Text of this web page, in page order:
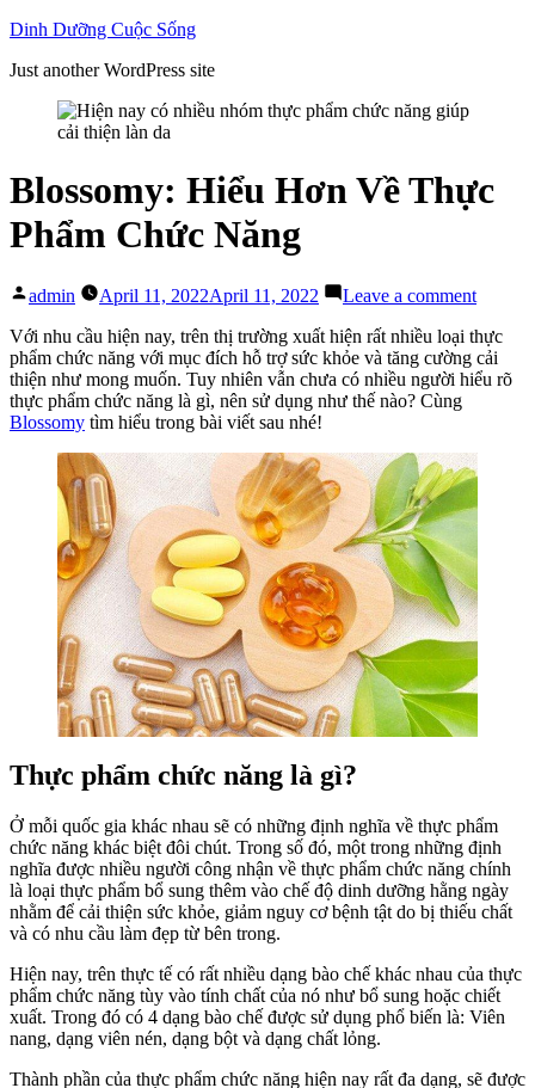
Skip
content
Dinh Dưỡng Cuộc Sống
Just another WordPress site
Blossomy: Hiểu Hơn Về Thực
Phẩm Chức Năng
Posted
admin April 11, 2022April 11, 2022 Leave a commenton
Hiểu
Hơn
Về
Năng
Với nhu cầu hiện nay, trên thị trường xuất hiện rất nhiều loại thực
phẩm chức năng với mục đích hỗ trợ sức khỏe và tăng cường cải
thiện như mong muốn. Tuy nhiên vẫn chưa có nhiều người hiểu rõ
thực phẩm chức năng là gì, nên sử dụng như thế nào? Cùng
Blossomy tìm hiểu trong bài viết sau nhé!
Thực phẩm chức năng là gì?
Ở mỗi quốc gia khác nhau sẽ có những định nghĩa về thực phẩm
chức năng khác biệt đôi chút. Trong số đó, một trong những định
nghĩa được nhiều người công nhận về thực phẩm chức năng chính
là loại thực phẩm bổ sung thêm vào chế độ dinh dưỡng hằng ngày
nhằm để cải thiện sức khỏe, giảm nguy cơ bệnh tật do bị thiếu chất
và có nhu cầu làm đẹp từ bên trong.
Hiện nay, trên thực tế có rất nhiều dạng bào chế khác nhau của thực
phẩm chức năng tùy vào tính chất của nó như bổ sung hoặc chiết
xuất. Trong đó có 4 dạng bào chế được sử dụng phổ biến là: Viên
nang, dạng viên nén, dạng bột và dạng chất lỏng.
Thành phần của thực phẩm chức năng hiện nay rất đa dạng, sẽ được